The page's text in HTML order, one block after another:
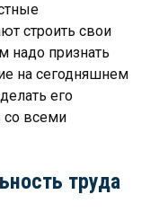
строить свои
надо признать
на сегодняшнем
его
всеми
труда